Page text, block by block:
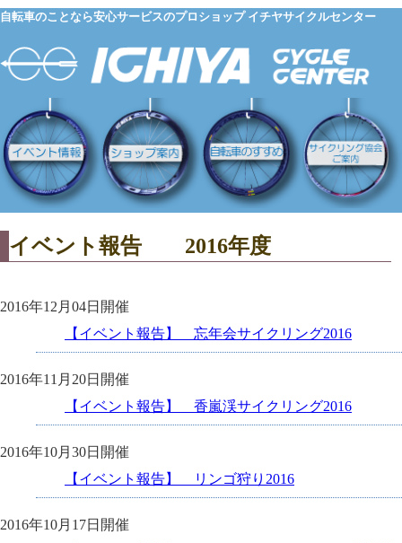
自転車のことなら安心サービスのプロショップ イチヤサイクルセンター
イベント報告 2016年度
2016年12月04日開催
【イベント報告】 忘年会サイクリング2016
2016年11月20日開催
【イベント報告】 香嵐渓サイクリング2016
2016年10月30日開催
【イベント報告】 リンゴ狩り2016
2016年10月17日開催